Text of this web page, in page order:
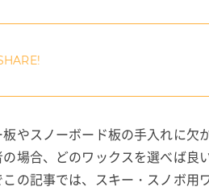
板やスノーボード板の手入れに欠
場合、どのワックスを選べば良
の記事では、スキー・スノボ用